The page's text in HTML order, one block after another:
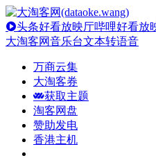
头条好看放映厅哔哩好看放
大淘客网音乐台文本转语音
万商云集
大淘客券
获取主题
淘客网盘
赞助发电
香港主机